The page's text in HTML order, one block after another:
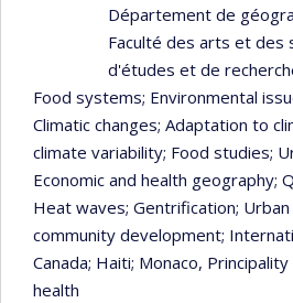
Département de
Faculté des arts et des
d'études et de
Food systems; Environmental
Climatic changes; Adaptation to
climate variability; Food studies;
Economic and health geography;
Heat waves; Gentrification;
community development;
Canada; Haiti; Monaco,
health